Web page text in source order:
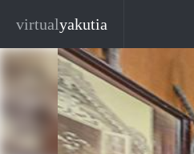
virtualyakutia